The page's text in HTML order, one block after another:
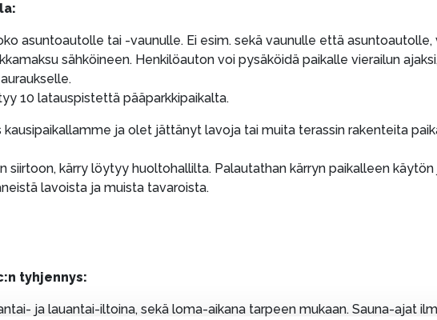
asuntoautolle tai -vaunulle. Ei esim. sekä vaunulle että
sähköineen. Henkilöauton voi pysäköidä paikalle vierailun
10 latauspistettä pääparkkipaikalta.
ja olet jättänyt lavoja tai muita terassin rakenteita
siirtoon, kärry löytyy huoltohallilta. Palautathan kärryn paikalleen käytön
lavoista ja muista tavaroista.
tyhjennys:
ja lauantai-iltoina, sekä loma-aikana tarpeen mukaan. Sauna-ajat